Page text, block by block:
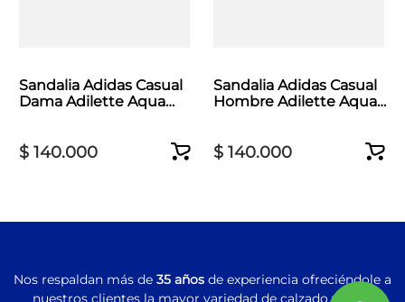
Sandalia Adidas Casual
Dama Adilette Aqua
$ 140.000
Sandalia Adidas Casual
Hombre Adilette Aqua
$ 140.000
Nos respaldan más de 35 añosde experiencia ofreciéndole a
nuestros clientes la mayor variedad de calzado y ropa